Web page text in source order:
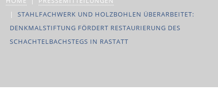
STAHLFACHWERK UND HOLZBOHLEN ÜBERARBEITET:
DENKMALSTIFTUNG FÖRDERT RESTAURIERUNG DES
SCHACHTELBACHSTEGS IN RASTATT